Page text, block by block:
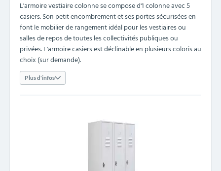
L'armoire vestiaire colonne se compose d'1 colonne avec 5
casiers. Son petit encombrement et ses portes sécurisées en
font le mobilier de rangement idéal pour les vestiaires ou
salles de repos de toutes les collectivités publiques ou
privées. L'armoire casiers est déclinable en plusieurs coloris au
choix (sur demande).
Plus d'infos